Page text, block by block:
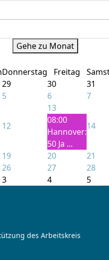
Gehe zu Monat
Donnerstag Freitag
29 30
31
5 6 7
12
13
08:00
Hannover:
50 Ja ...
14
19 20
21
26 27
28
3 4 5
des Arbeitskreis